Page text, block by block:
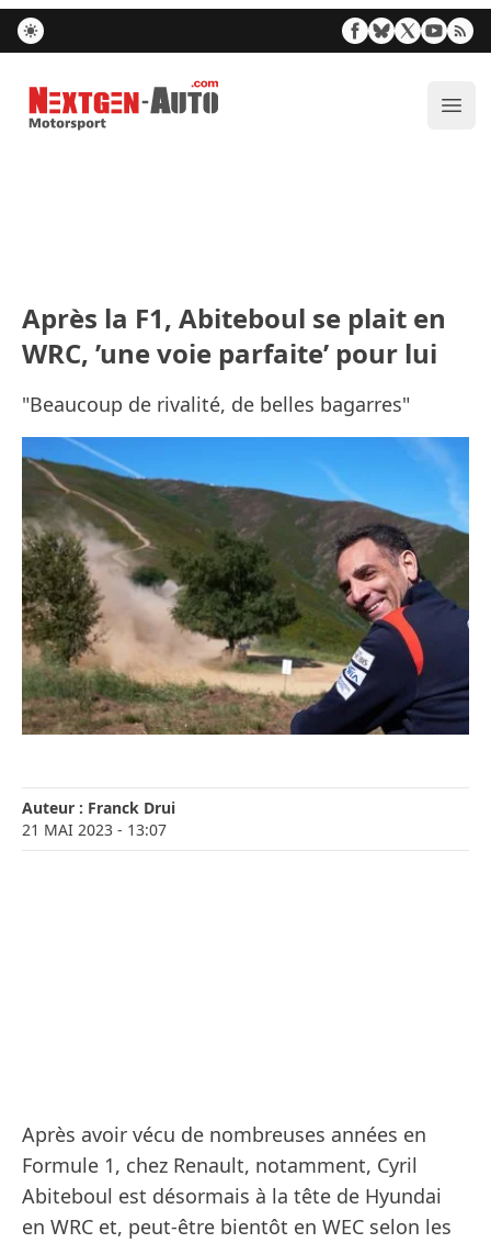
Nextgen-Auto.com
Après la F1, Abiteboul se plait en
WRC, ’une voie parfaite’ pour lui
"Beaucoup de rivalité, de belles bagarres"
Auteur : Franck Drui
21 MAI 2023 - 13:07
Après avoir vécu de nombreuses années en
Formule 1, chez Renault, notamment, Cyril
Abiteboul est désormais à la tête de Hyundai
en WRC et, peut-être bientôt en WEC selon les